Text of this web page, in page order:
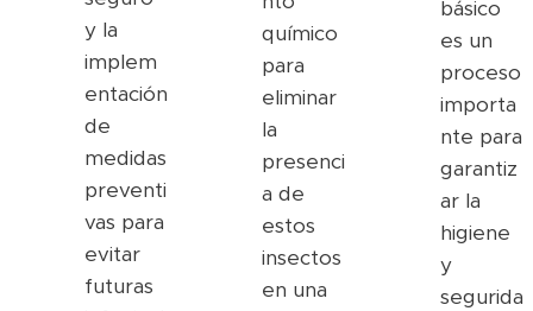
y la
implem
entación
de
medidas
preventi
vas para
evitar
futuras
químico
para
eliminar
la
presenci
a de
estos
insectos
en una
básico
es un
proceso
importa
nte para
garantiz
ar la
higiene
y
segurida